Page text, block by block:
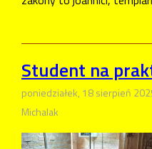
Student na
poniedziałek, 18 sierpień
Michalak